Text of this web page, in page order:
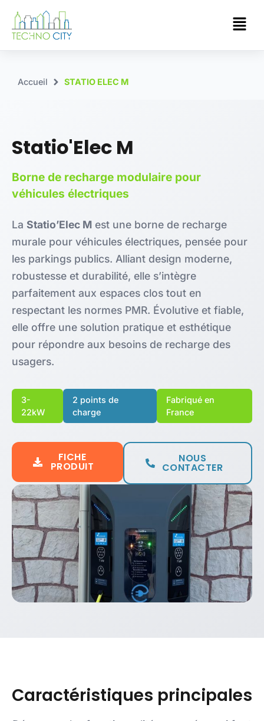
Accueil STATIO ELEC M
Statio'Elec M
Borne de recharge modulaire pour
véhicules électriques
La Statio’Elec M est une borne de recharge
murale pour véhicules électriques, pensée pour
les parkings publics. Alliant design moderne,
robustesse et durabilité, elle s’intègre
parfaitement aux espaces clos tout en
respectant les normes PMR. Évolutive et fiable,
elle offre une solution pratique et esthétique
pour répondre aux besoins de recharge des
usagers.
3-
22kW
2 points de
charge
Fabriqué en
France
FICHE
PRODUIT
NOUS
CONTACTER
Caractéristiques principales